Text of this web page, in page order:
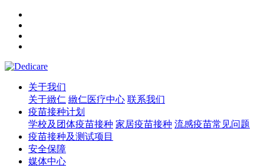
关于我们
关于緻仁 緻仁医疗中心 联系我们
疫苗接种计划
学校及团体疫苗接种 家居疫苗接种 流感疫苗常见问题
疫苗接种及测试项目
安全保障
媒体中心